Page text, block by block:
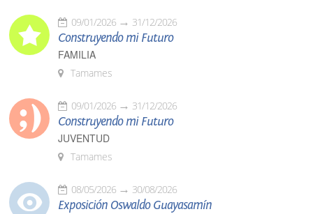
09/01/2026 31/12/2026
Construyendo mi Futuro
FAMILIA
Tamames
09/01/2026 31/12/2026
Construyendo mi Futuro
JUVENTUD
Tamames
08/05/2026 30/08/2026
Exposición Oswaldo Guayasamín